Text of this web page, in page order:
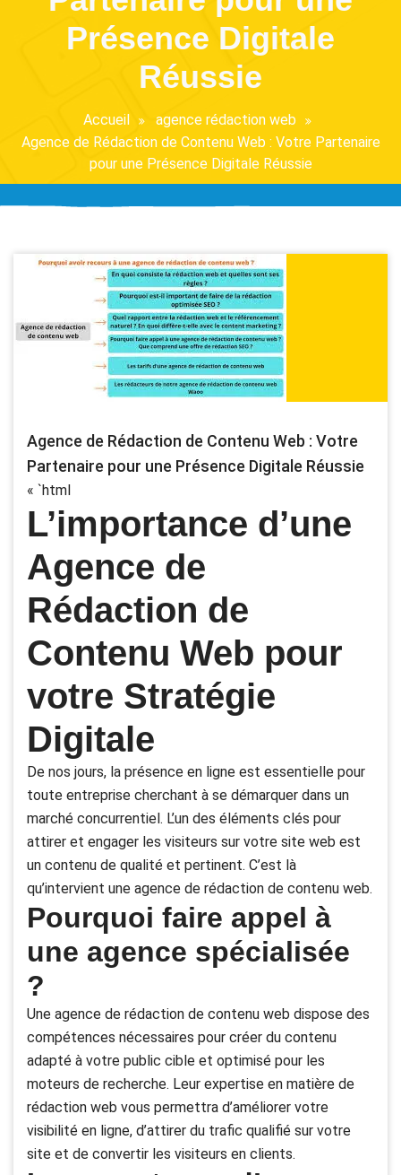
Présence Digitale
Réussie
Accueil
agence rédaction web
Agence de Rédaction de Contenu Web : Votre Partenaire
pour une Présence Digitale Réussie
Agence de Rédaction de Contenu Web : Votre
Partenaire pour une Présence Digitale Réussie
« `html
L’importance d’une
Agence de
Rédaction de
Contenu Web pour
votre Stratégie
Digitale
De nos jours, la présence en ligne est essentielle pour
toute entreprise cherchant à se démarquer dans un
marché concurrentiel. L’un des éléments clés pour
attirer et engager les visiteurs sur votre site web est
un contenu de qualité et pertinent. C’est là
qu’intervient une agence de rédaction de contenu web.
Pourquoi faire appel à
une agence spécialisée
?
Une agence de rédaction de contenu web dispose des
compétences nécessaires pour créer du contenu
adapté à votre public cible et optimisé pour les
moteurs de recherche. Leur expertise en matière de
rédaction web vous permettra d’améliorer votre
visibilité en ligne, d’attirer du trafic qualifié sur votre
site et de convertir les visiteurs en clients.